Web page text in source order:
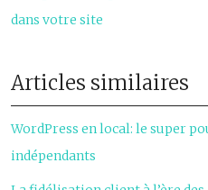
dans votre site
Articles similaires
WordPress en local: le super
indépendants